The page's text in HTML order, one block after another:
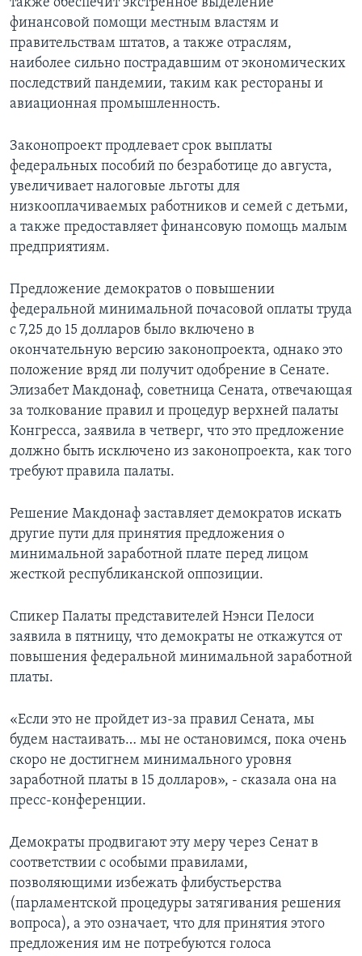
также обеспечит экстренное выделение
финансовой помощи местным властям и
правительствам штатов, а также отраслям,
наиболее сильно пострадавшим от экономических
последствий пандемии, таким как рестораны и
авиационная промышленность.
Законопроект продлевает срок выплаты
федеральных пособий по безработице до августа,
увеличивает налоговые льготы для
низкооплачиваемых работников и семей с детьми,
а также предоставляет финансовую помощь малым
предприятиям.
Предложение демократов о повышении
федеральной минимальной почасовой оплаты труда
с 7,25 до 15 долларов было включено в
окончательную версию законопроекта, однако это
положение вряд ли получит одобрение в Сенате.
Элизабет Макдонаф, советница Сената, отвечающая
за толкование правил и процедур верхней палаты
Конгресса, заявила в четверг, что это предложение
должно быть исключено из законопроекта, как того
требуют правила палаты.
Решение Макдонаф заставляет демократов искать
другие пути для принятия предложения о
минимальной заработной плате перед лицом
жесткой республиканской оппозиции.
Спикер Палаты представителей Нэнси Пелоси
заявила в пятницу, что демократы не откажутся от
повышения федеральной минимальной заработной
платы.
«Если это не пройдет из-за правил Сената, мы
будем настаивать… мы не остановимся, пока очень
скоро не достигнем минимального уровня
заработной платы в 15 долларов», - сказала она на
пресс-конференции.
Демократы продвигают эту меру через Сенат в
соответствии с особыми правилами,
позволяющими избежать флибустьерства
(парламентской процедуры затягивания решения
вопроса), а это означает, что для принятия этого
предложения им не потребуются голоса